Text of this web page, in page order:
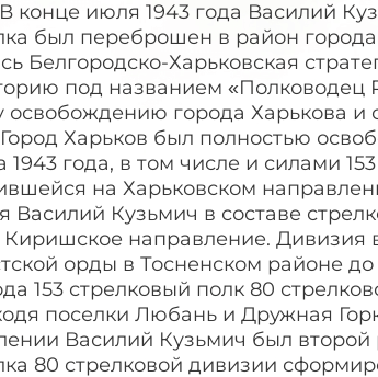
конце июля 1943 года Василий
был переброшен в район города
Белгородско-Харьковская
под названием «Полководец
освобождению города Харькова
Харьков был полностью
1943 года, в том числе и силами
на Харьковском
Василий Кузьмич в составе
направление. Дивизия
орды в Тосненском районе
153 стрелковый полк 80
поселки Любань и Дружная
Василий Кузьмич был второй
80 стрелковой дивизии